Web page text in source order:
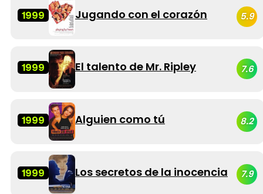
1999 Jugando con el corazón 5.9
1999 El talento de Mr. Ripley 7.6
1999 Alguien como tú 8.2
1999 Los secretos de la inocencia 7.9